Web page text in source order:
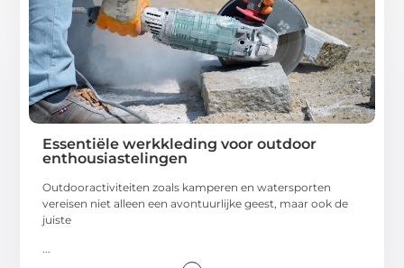
Essentiële werkkleding voor outdoor
enthousiastelingen
Outdooractiviteiten zoals kamperen en watersporten
vereisen niet alleen een avontuurlijke geest, maar ook de
juiste